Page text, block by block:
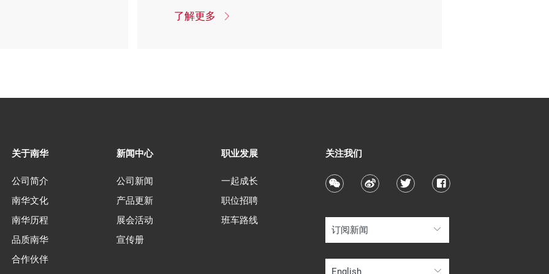
了解更多
关于南华
公司简介
南华文化
南华历程
品质南华
合作伙伴
新闻中心
公司新闻
产品更新
展会活动
宣传册
职业发展
一起成长
职位招聘
班车路线
关注我们
订阅新闻
English